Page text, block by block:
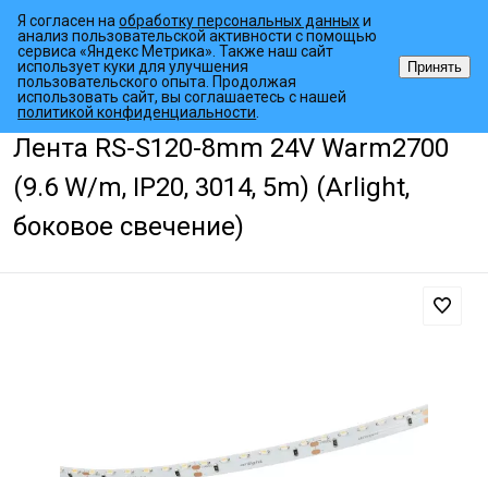
Главная страница • Каталог товаров • Светодиодные ленты
Лента RS-S120-8mm 24V Warm2700
(9.6 W/m, IP20, 3014, 5m) (Arlight,
боковое свечение)
Я согласен наобработку персональных данныхи
анализ пользовательской активности с помощью
сервиса «Яндекс Метрика». Также наш сайт
использует куки для улучшения
пользовательского опыта. Продолжая
использовать сайт, вы соглашаетесь с нашей
политикой конфиденциальности
Принять